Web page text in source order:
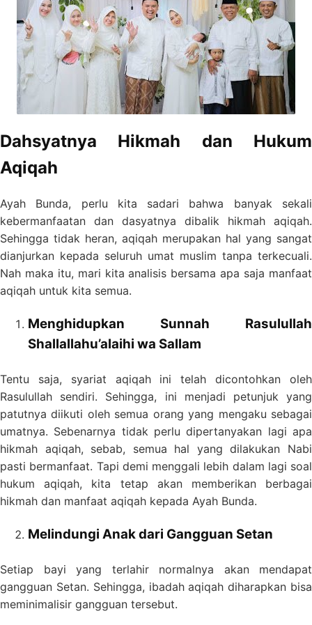
Dahsyatnya Hikmah dan Hukum
Aqiqah
Ayah Bunda, perlu kita sadari bahwa banyak sekali
kebermanfaatan dan dasyatnya dibalik hikmah aqiqah.
Sehingga tidak heran, aqiqah merupakan hal yang sangat
dianjurkan kepada seluruh umat muslim tanpa terkecuali.
Nah maka itu, mari kita analisis bersama apa saja manfaat
aqiqah untuk kita semua.
Menghidupkan Sunnah Rasulullah
Shallallahu’alaihi wa Sallam
Tentu saja, syariat aqiqah ini telah dicontohkan oleh
Rasulullah sendiri. Sehingga, ini menjadi petunjuk yang
patutnya diikuti oleh semua orang yang mengaku sebagai
umatnya. Sebenarnya tidak perlu dipertanyakan lagi apa
hikmah aqiqah, sebab, semua hal yang dilakukan Nabi
pasti bermanfaat. Tapi demi menggali lebih dalam lagi soal
hukum aqiqah, kita tetap akan memberikan berbagai
hikmah dan manfaat aqiqah kepada Ayah Bunda.
Melindungi Anak dari Gangguan Setan
Setiap bayi yang terlahir normalnya akan mendapat
gangguan Setan. Sehingga, ibadah aqiqah diharapkan bisa
meminimalisir gangguan tersebut.